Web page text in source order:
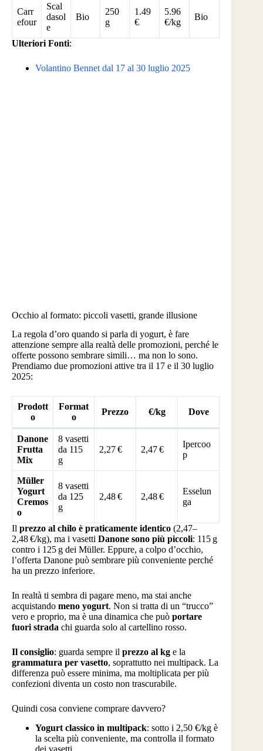
Carr
efour
Scal
dasol
e
Bio
250
g
1.49
€
5.96
€/kg
Bio
Ulteriori Fonti:
Volantino Bennet dal 17 al 30 luglio 2025
Occhio al formato: piccoli vasetti, grande illusione
La regola d’oro quando si parla di yogurt, è fare
attenzione sempre alla realtà delle promozioni, perché le
offerte possono sembrare simili… ma non lo sono.
Prendiamo due promozioni attive tra il 17 e il 30 luglio
2025:
Prodott
o
Format
o
Prezzo €/kg Dove
Danone
Frutta
Mix
8 vasetti
da 115
g
2,27 € 2,47 €
Ipercoo
p
Müller
Yogurt
Cremos
o
8 vasetti
da 125
g
2,48 € 2,48 €
Esselun
ga
Il prezzo al chilo è praticamente identico (2,47–
2,48 €/kg), ma i vasetti Danone sono più piccoli: 115 g
contro i 125 g dei Müller. Eppure, a colpo d’occhio,
l’offerta Danone può sembrare più conveniente perché
ha un prezzo inferiore.
In realtà ti sembra di pagare meno, ma stai anche
acquistando meno yogurt. Non si tratta di un “trucco”
vero e proprio, ma è una dinamica che può portare
fuori strada chi guarda solo al cartellino rosso.
Il consiglio: guarda sempre il prezzo al kg e la
grammatura per vasetto, soprattutto nei multipack. La
differenza può essere minima, ma moltiplicata per più
confezioni diventa un costo non trascurabile.
Quindi cosa conviene comprare davvero?
Yogurt classico in multipack: sotto i 2,50 €/kg è
la scelta più conveniente, ma controlla il formato